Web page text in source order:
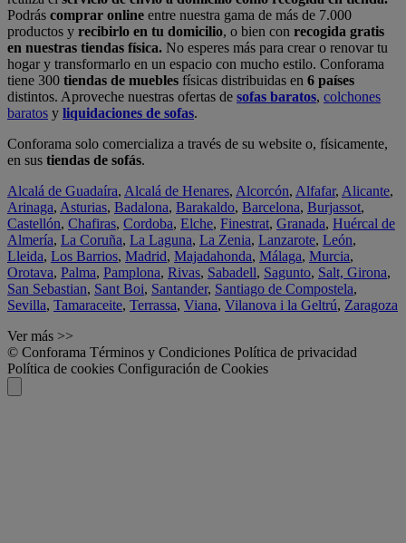
Podrás comprar online entre nuestra gama de más de 7.000
productos y recibirlo en tu domicilio, o bien con recogida gratis
en nuestras tiendas física. No esperes más para crear o renovar tu
hogar y transformarlo en un espacio con mucho estilo. Conforama
tiene 300 tiendas de muebles físicas distribuidas en 6 países
distintos. Aproveche nuestras ofertas de sofas baratos, colchones
baratos y liquidaciones de sofas.
Conforama solo comercializa a través de su website o, físicamente,
en sus tiendas de sofás.
Alcalá de Guadaíra, Alcalá de Henares, Alcorcón, Alfafar, Alicante,
Arinaga, Asturias, Badalona, Barakaldo, Barcelona, Burjassot,
Castellón, Chafiras, Cordoba, Elche, Finestrat, Granada, Huércal de
Almería, La Coruña, La Laguna, La Zenia, Lanzarote, León,
Lleida, Los Barrios, Madrid, Majadahonda, Málaga, Murcia,
Orotava, Palma, Pamplona, Rivas, Sabadell, Sagunto, Salt, Girona,
San Sebastian, Sant Boi, Santander, Santiago de Compostela,
Sevilla, Tamaraceite, Terrassa, Viana, Vilanova i la Geltrú, Zaragoza
Ver más >>
© Conforama Términos y Condiciones Política de privacidad
Política de cookies Configuración de Cookies